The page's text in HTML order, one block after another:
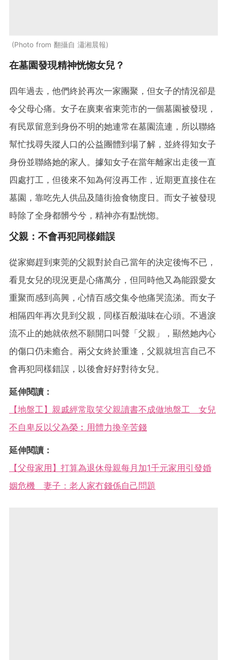
Photo from 翻攝自 瀟湘晨報
在墓園發現精神恍惚女兒？
四年過去，他們終於再次一家團聚，但女子的情況卻是
令父母心痛。女子在廣東省東莞市的一個墓園被發現，
有民眾留意到身份不明的她連常在墓園流連，所以聯絡
幫忙找尋失蹤人口的公益團體到場了解，並終得知女子
身份並聯絡她的家人。據知女子在當年離家出走後一直
四處打工，但後來不知為何沒再工作，近期更直接住在
墓園，靠吃先人供品及隨街撿食物度日。而女子被發現
時除了全身都髒兮兮，精神亦有點恍惚。
父親：不會再犯同樣錯誤
從家鄉趕到東莞的父親對於自己當年的決定後悔不已，
看見女兒的現況更是心痛萬分，但同時他又為能跟愛女
重聚而感到高興，心情百感交集令他痛哭流涕。而女子
相隔四年再次見到父親，同樣百般滋味在心頭。不過淚
流不止的她就依然不願開口叫聲「父親」
，顯然她內心
的傷口仍未癒合。兩父女終於重逢，父親就坦言自己不
會再犯同樣錯誤，以後會好好對待女兒。
延伸閱讀：
【地盤工】親戚經常取笑父親讀書不成做地盤工 女兒
不自卑反以父為榮︰用體力換辛苦錢
延伸閱讀：
【父母家用】打算為退休母親每月加1千元家用引發婚
姻危機 妻子：老人家冇錢係自己問題